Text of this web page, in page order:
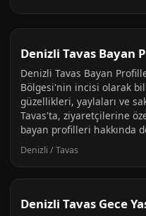
Denizli Tavas Bayan
Denizli Tavas Bayan
Bölgesi'nin incisi olarak
güzellikleri, yaylaları ve
Tavas'ta, ziyaretçilerine
bayan profilleri hakkında
Denizli / Tavas
Denizli Tavas Gece